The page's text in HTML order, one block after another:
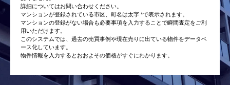
詳細についてはお問い合わせください。
マンションが登録されている市区、町名は太字 *で表示されます。
マンションの登録がない場合も必要事項を入力することで瞬間査定をご利
用いただけます。
このシステムでは、過去の売買事例や現在売りに出ている物件をデータベ
ース化しています。
物件情報を入力するとおおよその価格がすぐにわかります。